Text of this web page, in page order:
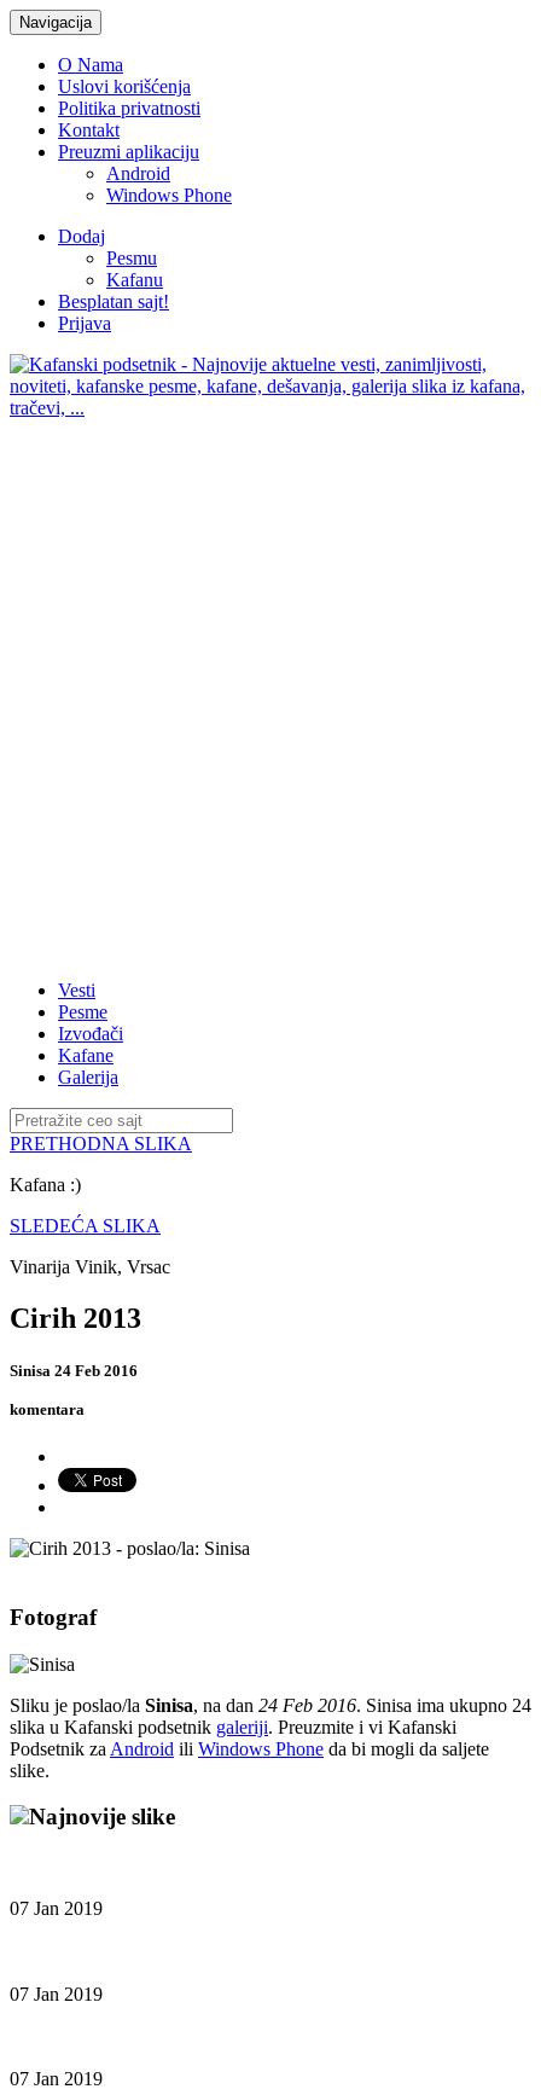
Navigacija
O Nama
Uslovi korišćenja
Politika privatnosti
Kontakt
Preuzmi aplikaciju
Android
Windows Phone
Dodaj
Pesmu
Kafanu
Besplatan sajt!
Prijava
Vesti
Pesme
Izvođači
Kafane
Galerija
PRETHODNA SLIKA
Kafana :)
SLEDEĆA SLIKA
Vinarija Vinik, Vrsac
Cirih 2013
Sinisa 24 Feb 2016
komentara
Fotograf
Sliku je poslao/la Sinisa, na dan 24 Feb 2016. Sinisa ima ukupno 24
slika u Kafanski podsetnik galeriji. Preuzmite i vi Kafanski
Podsetnik za Android ili Windows Phone da bi mogli da saljete
slike.
Najnovije slike
07 Jan 2019
07 Jan 2019
07 Jan 2019